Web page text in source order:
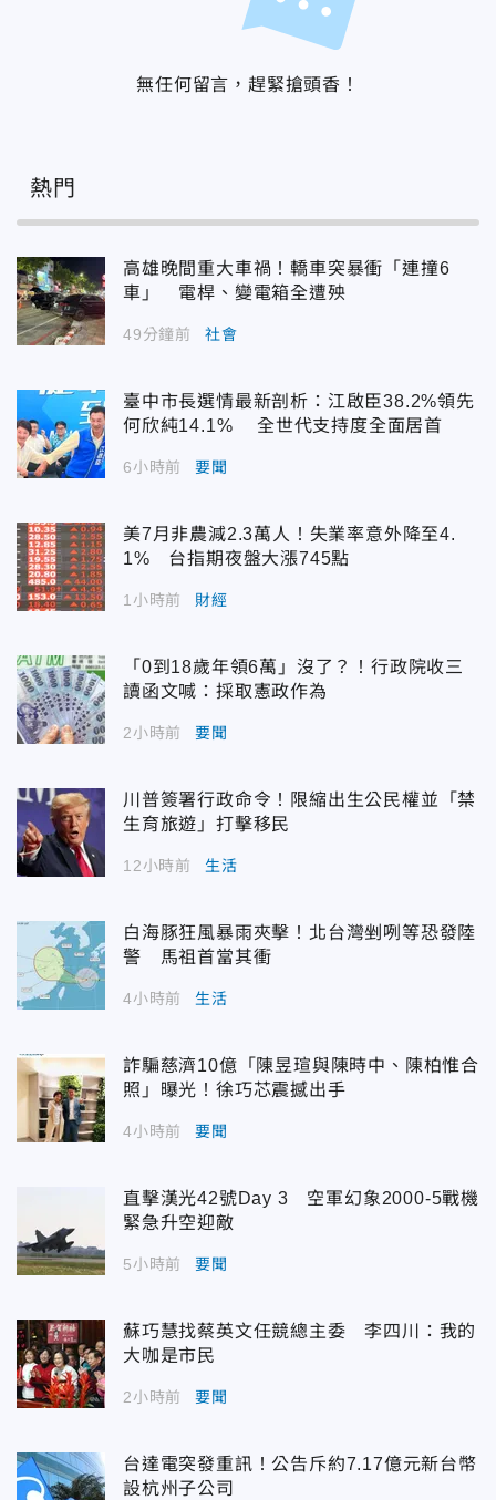
無任何留言，趕緊搶頭香！
熱門
高雄晚間重大車禍！轎車突暴衝「連撞6
車」 電桿、變電箱全遭殃
49分鐘前 社會
臺中市長選情最新剖析：江啟臣38.2%領先
何欣純14.1% 全世代支持度全面居首
6小時前 要聞
美7月非農減2.3萬人！失業率意外降至4.
1% 台指期夜盤大漲745點
1小時前 財經
「0到18歲年領6萬」沒了？！行政院收三
讀函文喊：採取憲政作為
2小時前 要聞
川普簽署行政命令！限縮出生公民權並「禁
生育旅遊」打擊移民
12小時前 生活
白海豚狂風暴雨夾擊！北台灣剉咧等恐發陸
警 馬祖首當其衝
4小時前 生活
詐騙慈濟10億「陳昱瑄與陳時中、陳柏惟合
照」曝光！徐巧芯震撼出手
4小時前 要聞
直擊漢光42號Day 3 空軍幻象2000-5戰機
緊急升空迎敵
5小時前 要聞
蘇巧慧找蔡英文任競總主委 李四川：我的
大咖是市民
2小時前 要聞
台達電突發重訊！公告斥約7.17億元新台幣
設杭州子公司